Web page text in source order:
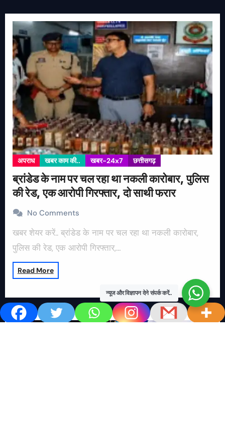
अपराध खबर काम की.. खबर-24x7 छत्तीसगढ़
ब्रांडेड के नाम पर चल रहा था नकली कारोबार, पुलिस
की रेड, एक आरोपी गिरफ्तार, दो साथी फरार
No Comments
खबर शेयर करें.. ब्रांडेड के नाम पर चल रहा था नकली कारोबार,
पुलिस की रेड, एक आरोपी गिरफ्तार,…
Read More
न्यूज और विज्ञापन देने संपर्क करें..